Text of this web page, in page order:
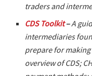
traders and
CDS Toolkit–A
intermediaries
prepare for
overview of CDS;